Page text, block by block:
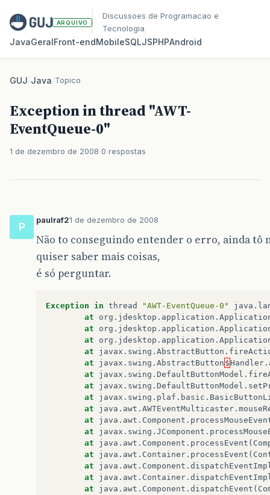
ARQUIVO
Discussoes de Programacao e
Tecnologia
JavaGeralFront‑endMobileSQLJSPHPAndroid
GUJ/Java/Topico
Exception in thread "AWT-
EventQueue-0"
1 de dezembro de 2008 0 respostas
P
paulraf21 de dezembro de 2008
Não to conseguindo entender o erro, ainda tô
quiser saber mais coisas,
é só perguntar.
Exception in thread "AWT-EventQueue-0" java .
at
org . jdesktop . application .
at
org . jdesktop . application .
at
org . jdesktop . application .
at
javax . swing . AbstractButton .
at
javax . swing . AbstractButton $Handler .
at
javax . swing . DefaultButtonModel .
at
javax . swing . DefaultButtonModel .
at
javax . swing . plaf . basic .
at
java . awt . AWTEventMulticaster .
at
java . awt . Component .
at
javax . swing . JComponent .
at
java . awt . Component . processEvent (
at
java . awt . Container . processEvent (
at
java . awt . Component .
at
java . awt . Container .
at
java . awt . Component . dispatchEvent (